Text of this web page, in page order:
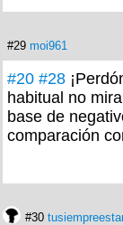
#29 moi961
#20 #28
habitual no
base de
comparación
#30